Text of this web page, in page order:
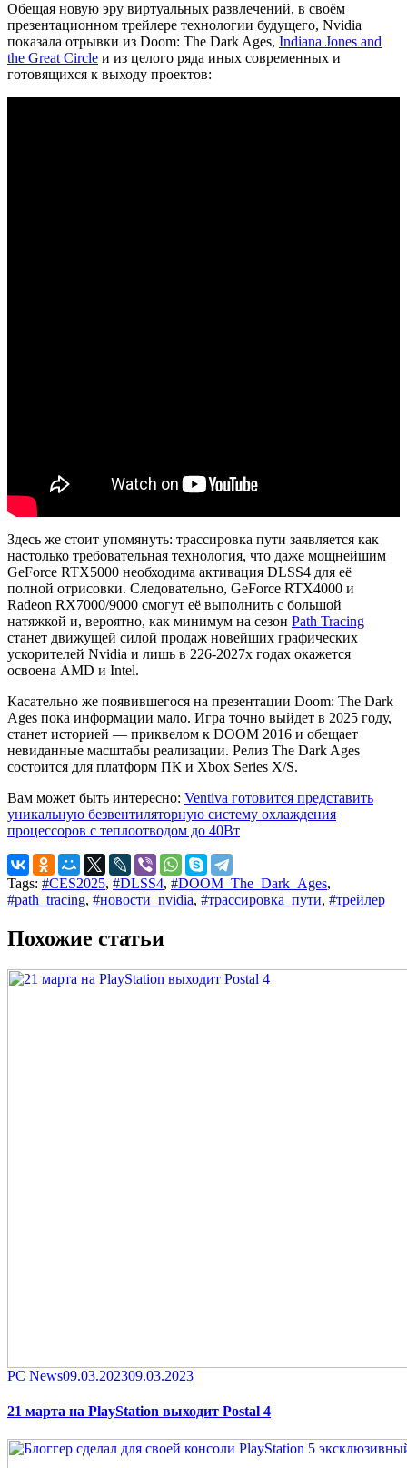
Обещая новую эру виртуальных развлечений, в своём
презентационном трейлере технологии будущего, Nvidia
показала отрывки из Doom: The Dark Ages, Indiana Jones and
the Great Circle и из целого ряда иных современных и
готовящихся к выходу проектов:
Здесь же стоит упомянуть: трассировка пути заявляется как
настолько требовательная технология, что даже мощнейшим
GeForce RTX5000 необходима активация DLSS4 для её
полной отрисовки. Следовательно, GeForce RTX4000 и
Radeon RX7000/9000 смогут её выполнить с большой
натяжкой и, вероятно, как минимум на сезон Path Tracing
станет движущей силой продаж новейших графических
ускорителей Nvidia и лишь в 226-2027х годах окажется
освоена AMD и Intel.
Касательно же появившегося на презентации Doom: The Dark
Ages пока информации мало. Игра точно выйдет в 2025 году,
станет историей — приквелом к DOOM 2016 и обещает
невиданные масштабы реализации. Релиз The Dark Ages
состоится для платформ ПК и Xbox Series X/S.
Вам может быть интересно: Ventiva готовится представить
уникальную безвентиляторную систему охлаждения
процессоров с теплоотводом до 40Вт
Tags: #CES2025, #DLSS4, #DOOM_The_Dark_Ages,
#path_tracing, #новости_nvidia, #трассировка_пути, #трейлер
Похожие статьи
Category
PC NewsPosted
09.03.202309.03.2023
21 марта на PlayStation выходит Postal 4